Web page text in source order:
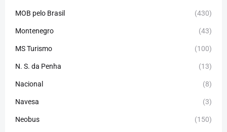
MOB pelo Brasil (430)
Montenegro (43)
MS Turismo (100)
N. S. da Penha (13)
Nacional (8)
Navesa (3)
Neobus (150)